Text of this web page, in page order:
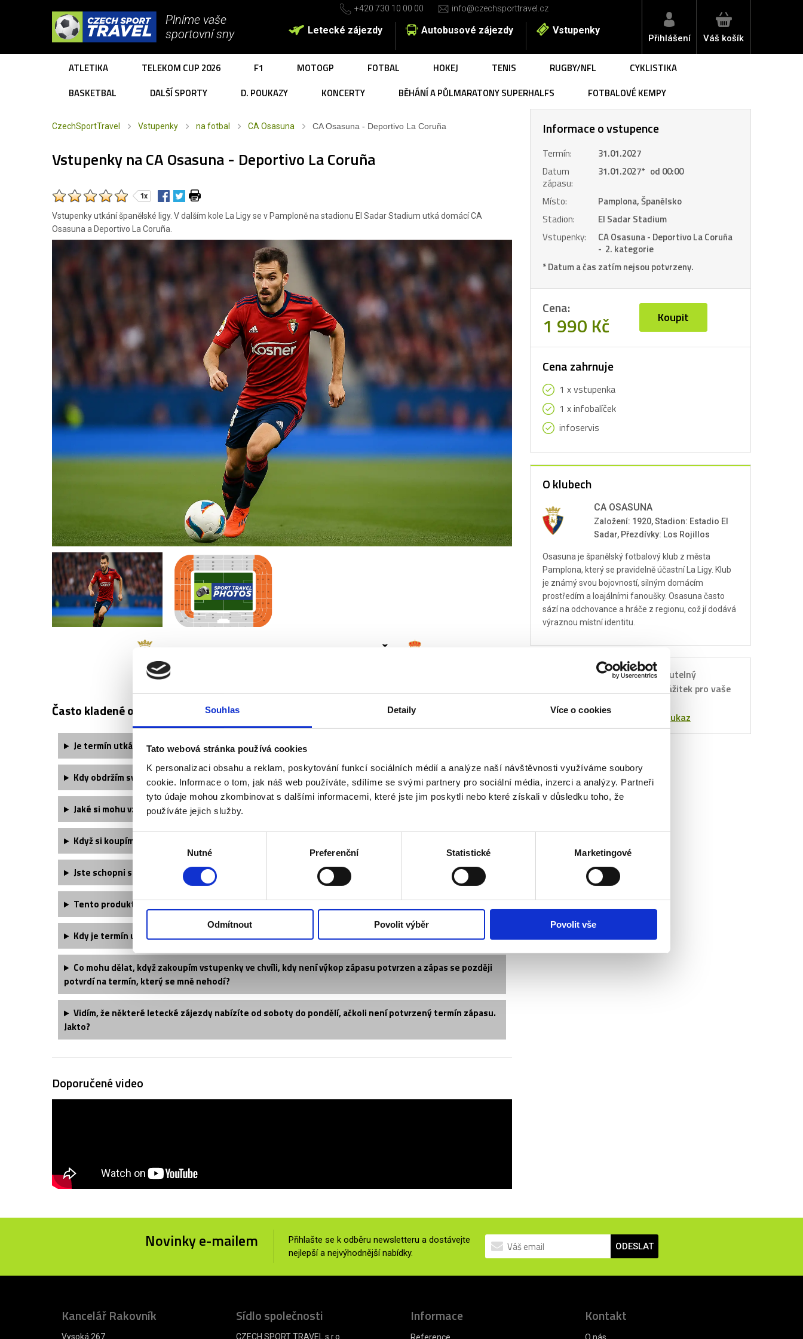
Souhlas Detaily Více o cookies
Tato webová stránka používá cookies
K personalizaci obsahu a reklam, poskytování funkcí sociálních médií a analýze naší návštěvnosti využíváme soubory
cookie. Informace o tom, jak náš web používáte, sdílíme se svými partnery pro sociální média, inzerci a analýzy. Partneři
tyto údaje mohou zkombinovat s dalšími informacemi, které jste jim poskytli nebo které získali v důsledku toho, že
používáte jejich služby.
Výběr
souhlasu
Nutné Preferenční Statistické Marketingové
Odmítnout Povolit výběr Povolit vše
Plníme vaše
sportovní sny
+420 730 10 00 00 info@czechsporttravel.cz
Letecké zájezdy Autobusové zájezdy Vstupenky
Přihlášení Váš košík
ATLETIKA TELEKOM CUP 2026 F1 MOTOGP FOTBAL HOKEJ TENIS RUGBY/NFL
CYKLISTIKA
BASKETBAL
DALŠÍ SPORTY D. POUKAZY KONCERTY BĚHÁNÍ A PŮLMARATONY SUPERHALFS FOTBALOVÉ KEMPY
CzechSportTravel Vstupenky na fotbal CA Osasuna CA Osasuna - Deportivo La Coruña
Vstupenky na CA Osasuna - Deportivo La Coruña
1x
Vstupenky utkání španělské ligy. V dalším kole La Ligy se v Pamploně na stadionu El Sadar Stadium utká domácí CA
Osasuna a Deportivo La Coruña.
CA OSASUNA - DEPORTIVO LA CORUŇA
Často kladené otázky:
Je termín utkání finálně potvrzený?
Kdy obdržím své vstupenky?
Jaké si mohu vzít oblečení?
Když si koupím dvě vstupenky, budu mít místa vedle sebe?
Jste schopni sehnat větší množství vstupenek?
Tento produkt kupuji jako dárek, bylo by možné vystavit dárkový poukaz?
Kdy je termín utkání potvrzený a jaké jsou hrací dny?
Co mohu dělat, když zakoupím vstupenky ve chvíli, kdy není výkop zápasu potvrzen a zápas se později
potvrdí na termín, který se mně nehodí?
Vidím, že některé letecké zájezdy nabízíte od soboty do pondělí, ačkoli není potvrzený termín zápasu.
Jakto?
Doporučené video
Informace o vstupence
Termín:
31.01.2027
Datum
zápasu:
31.01.2027* od 00:00
Místo:
Pamplona, Španělsko
Stadion:
El Sadar Stadium
Vstupenky:
CA Osasuna - Deportivo La Coruña
- 2. kategorie
* Datum a čas zatím nejsou potvrzeny.
Cena:
1 990 Kč Koupit
Cena zahrnuje
1 x vstupenka
1 x infobalíček
infoservis
O klubech
CA OSASUNA
Založení: 1920, Stadion: Estadio El
Sadar, Přezdívky: Los Rojillos
Osasuna je španělský fotbalový klub z města
Pamplona, který se pravidelně účastní La Ligy. Klub
je známý svou bojovností, silným domácím
prostředím a loajálními fanoušky. Osasuna často
sází na odchovance a hráče z regionu, což jí dodává
výraznou místní identitu.
poukaz
Nezapomenutelný
sportovní zážitek pro vaše
Objednat poukaz
Novinky e-mailem
Přihlašte se k odběru newsletteru a dostávejte
nejlepší a nejvýhodnější nabídky.
ODESLAT
Kancelář Rakovník
Vysoká 267
Sídlo společnosti
CZECH SPORT TRAVEL s.r.o.
Informace Kontakt